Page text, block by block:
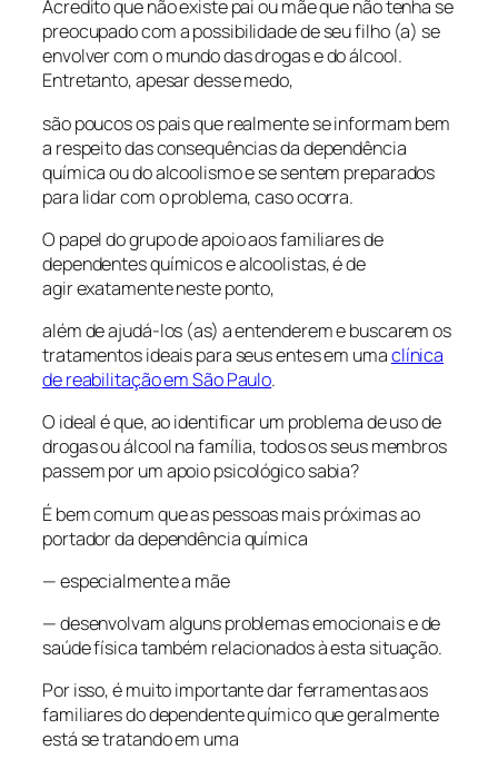
Acredito que não existe pai ou mãe que não tenha se
preocupado com a possibilidade de seu filho (a) se
envolver com o mundo das drogas e do álcool.
Entretanto, apesar desse medo,
são poucos os pais que realmente se informam bem
a respeito das consequências da dependência
química ou do alcoolismo e se sentem preparados
para lidar com o problema, caso ocorra.
O papel do grupo de apoio aos familiares de
dependentes químicos e alcoolistas, é de
agir exatamente neste ponto,
além de ajudá-los (as) a entenderem e buscarem os
tratamentos ideais para seus entes em umaclínica
de reabilitação em São Paulo.
O ideal é que, ao identificar um problema de uso de
drogas ou álcool na família, todos os seus membros
passem por um apoio psicológico sabia?
É bem comum que as pessoas mais próximas ao
portador da dependência química
— especialmente a mãe
— desenvolvam alguns problemas emocionais e de
saúde física também relacionados à esta situação.
Por isso, é muito importante dar ferramentas aos
familiares do dependente químico que geralmente
está se tratando em uma